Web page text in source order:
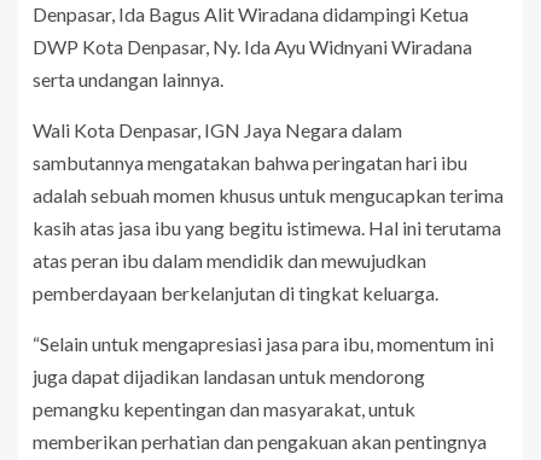
Denpasar, Ida Bagus Alit Wiradana didampingi Ketua
DWP Kota Denpasar, Ny. Ida Ayu Widnyani Wiradana
serta undangan lainnya.
Wali Kota Denpasar, IGN Jaya Negara dalam
sambutannya mengatakan bahwa peringatan hari ibu
adalah sebuah momen khusus untuk mengucapkan terima
kasih atas jasa ibu yang begitu istimewa. Hal ini terutama
atas peran ibu dalam mendidik dan mewujudkan
pemberdayaan berkelanjutan di tingkat keluarga.
“Selain untuk mengapresiasi jasa para ibu, momentum ini
juga dapat dijadikan landasan untuk mendorong
pemangku kepentingan dan masyarakat, untuk
memberikan perhatian dan pengakuan akan pentingnya